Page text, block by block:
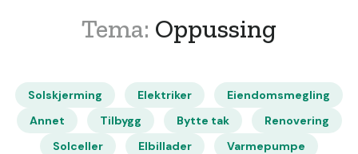
Tema: Oppussing
Solskjerming Elektriker
Eiendomsmegling
Annet
Tilbygg Bytte tak
Renovering
Solceller
Elbillader
Varmepumpe